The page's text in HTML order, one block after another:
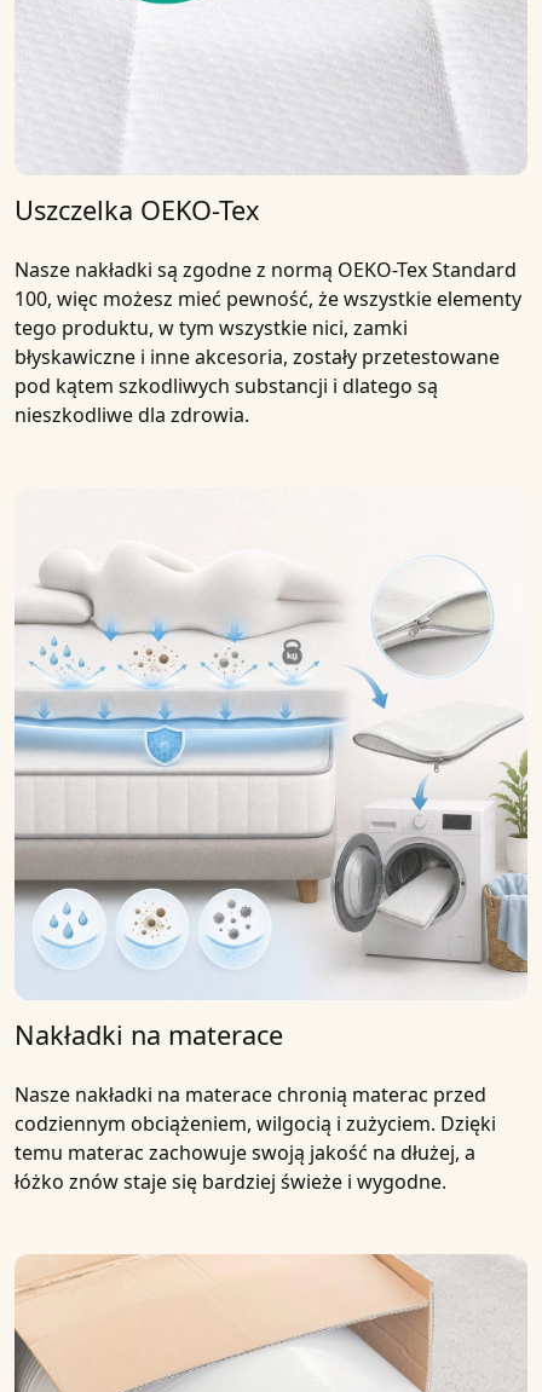
Uszczelka OEKO-Tex
Nasze nakładki są zgodne z normą OEKO-Tex Standard
100, więc możesz mieć pewność, że wszystkie elementy
tego produktu, w tym wszystkie nici, zamki
błyskawiczne i inne akcesoria, zostały przetestowane
pod kątem szkodliwych substancji i dlatego są
nieszkodliwe dla zdrowia.
Nakładki na materace
Nasze nakładki na materace chronią materac przed
codziennym obciążeniem, wilgocią i zużyciem. Dzięki
temu materac zachowuje swoją jakość na dłużej, a
łóżko znów staje się bardziej świeże i wygodne.